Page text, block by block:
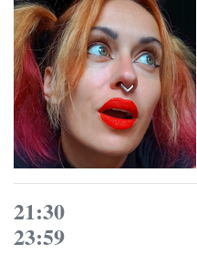
21:30
23:59